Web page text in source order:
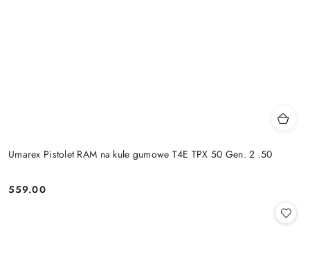
Umarex Pistolet RAM na kule gumowe T4E TPX 50 Gen. 2 .50
Cena:
559.00